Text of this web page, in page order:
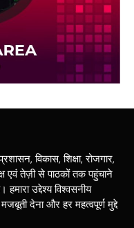
विकास, शिक्षा, रोजगार,
एवं तेज़ी से पाठकों तक पहुंचाने
उद्देश्य विश्वसनीय
देना और हर महत्वपूर्ण मुद्दे